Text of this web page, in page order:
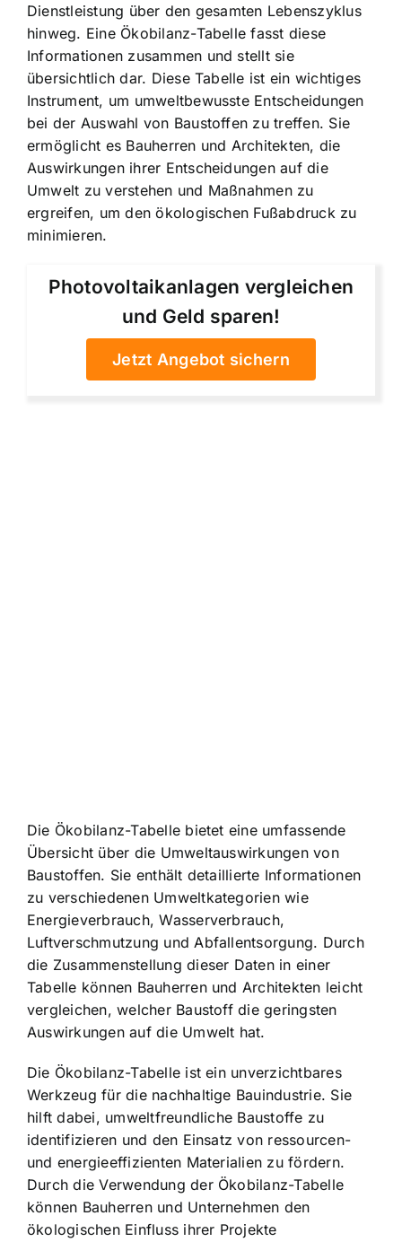
Dienstleistung über den gesamten Lebenszyklus
hinweg. Eine Ökobilanz-Tabelle fasst diese
Informationen zusammen und stellt sie
übersichtlich dar. Diese Tabelle ist ein wichtiges
Instrument, um umweltbewusste Entscheidungen
bei der Auswahl von Baustoffen zu treffen. Sie
ermöglicht es Bauherren und Architekten, die
Auswirkungen ihrer Entscheidungen auf die
Umwelt zu verstehen und Maßnahmen zu
ergreifen, um den ökologischen Fußabdruck zu
minimieren.
Photovoltaikanlagen vergleichen
und Geld sparen!
Jetzt Angebot sichern
Die Ökobilanz-Tabelle bietet eine umfassende
Übersicht über die Umweltauswirkungen von
Baustoffen. Sie enthält detaillierte Informationen
zu verschiedenen Umweltkategorien wie
Energieverbrauch, Wasserverbrauch,
Luftverschmutzung und Abfallentsorgung. Durch
die Zusammenstellung dieser Daten in einer
Tabelle können Bauherren und Architekten leicht
vergleichen, welcher Baustoff die geringsten
Auswirkungen auf die Umwelt hat.
Die Ökobilanz-Tabelle ist ein unverzichtbares
Werkzeug für die nachhaltige Bauindustrie. Sie
hilft dabei, umweltfreundliche Baustoffe zu
identifizieren und den Einsatz von ressourcen-
und energieeffizienten Materialien zu fördern.
Durch die Verwendung der Ökobilanz-Tabelle
können Bauherren und Unternehmen den
ökologischen Einfluss ihrer Projekte